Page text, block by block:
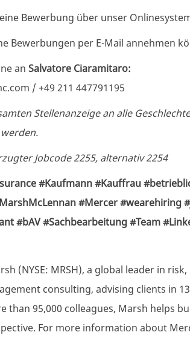
Bewerbung über unser
Bewerbungen per E-Mail annehmen
an Salvatore Ciaramitaro:
/ +49 211 447791195
Stellenanzeige an alle
Jobcode 2255, alternativ 2254
#Kaufmann #Kauffrau
#Mercer#wearehiring
#bAV #Sachbearbeitung #Team
(NYSE: MRSH), a global leader in
consulting, advising clients in
than 95,000 colleagues, Marsh helps
For more information about